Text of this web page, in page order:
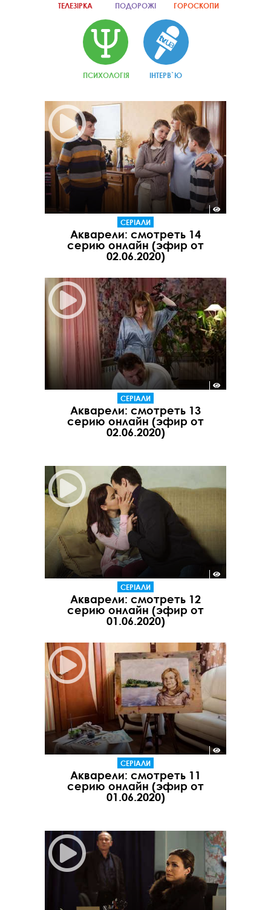
ТЕЛЕЗІРКА ПОДОРОЖІ ГОРОСКОПИ
ПСИХОЛОГІЯ ІНТЕРВ`Ю
СЕРІАЛИ
Акварели: смотреть 14
серию онлайн (эфир от
02.06.2020)
СЕРІАЛИ
Акварели: смотреть 13
серию онлайн (эфир от
02.06.2020)
СЕРІАЛИ
Акварели: смотреть 12
серию онлайн (эфир от
01.06.2020)
СЕРІАЛИ
Акварели: смотреть 11
серию онлайн (эфир от
01.06.2020)